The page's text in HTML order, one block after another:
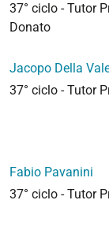
37° ciclo - Tutor
Donato
Jacopo Della
37° ciclo - Tutor
Fabio Pavanini
37° ciclo - Tutor